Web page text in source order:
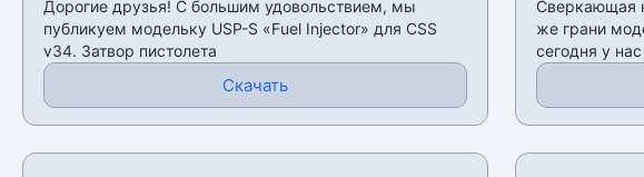
Дорогие друзья! С большим удовольствием, мы
публикуем модельку USP-S «Fuel Injector» для CSS
v34. Затвор пистолета
Скачать
Сверкающая
же грани
сегодня у